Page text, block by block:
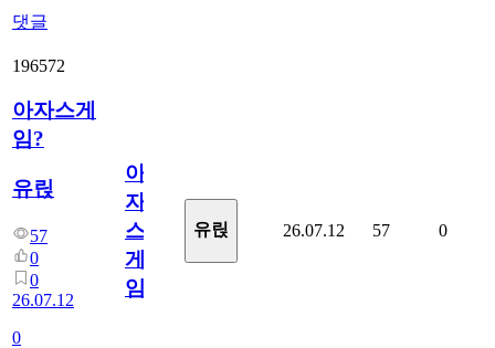
댓글
196572
아자스게
임?
유릱
57
0
0
26.07.12
0
아
자
스
게
임?
유릱 26.07.12 57 0